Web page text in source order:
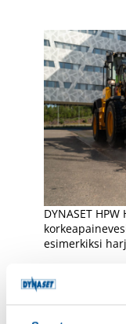
DYNASET
esimerkiksi